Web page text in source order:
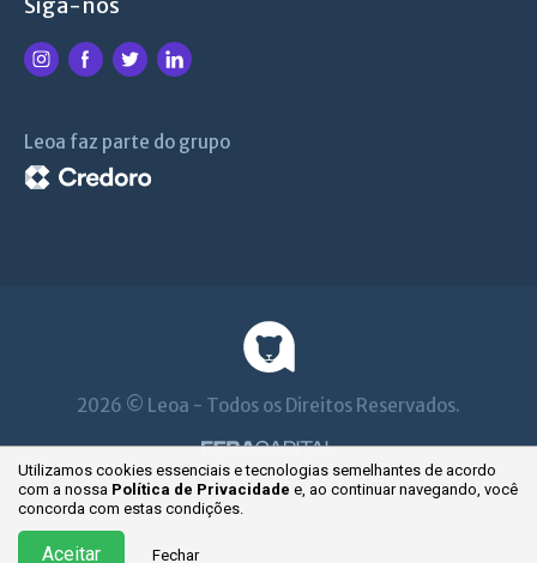
Utilizamos cookies essenciais e tecnologias semelhantes de acordo
com a nossa Política de Privacidade e, ao continuarnavegando, você
concorda com estas condições.
Aceitar Fechar
Leoa faz parte do grupo
2026 © Leoa - Todos os Direitos Reservados.